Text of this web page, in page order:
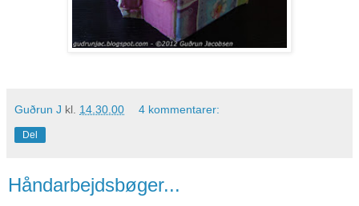
Guðrun J kl. 14.30.00 4 kommentarer:
Del
Håndarbejdsbøger...